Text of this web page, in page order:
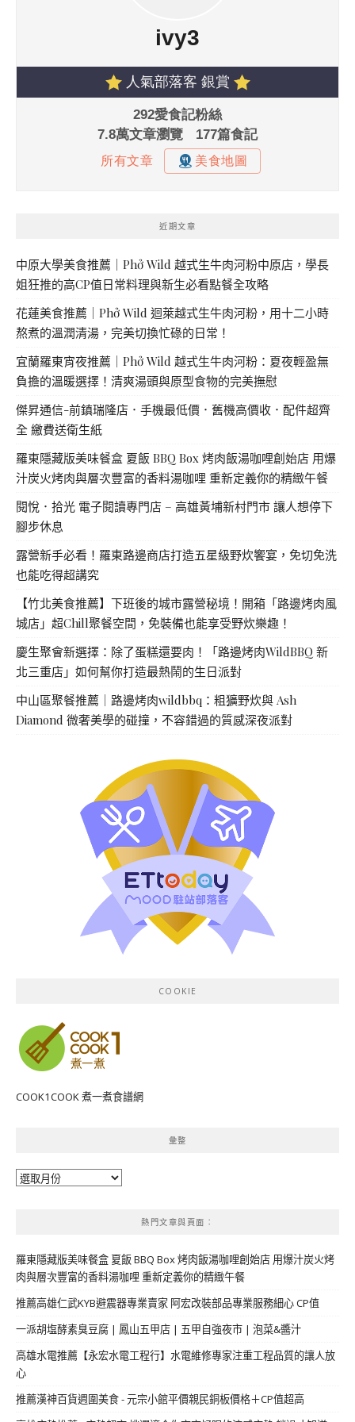
近期文章
中原大學美食推薦｜Phở Wild 越式生牛肉河粉中原店，學長
姐狂推的高CP值日常料理與新生必看點餐全攻略
花蓮美食推薦｜Phở Wild 迴萊越式生牛肉河粉，用十二小時
熬煮的溫潤清湯，完美切換忙碌的日常！
宜蘭羅東宵夜推薦｜Phở Wild 越式生牛肉河粉：夏夜輕盈無
負擔的溫暖選擇！清爽湯頭與原型食物的完美撫慰
傑昇通信-前鎮瑞隆店．手機最低價．舊機高價收．配件超齊
全 繳費送衛生紙
羅東隱藏版美味餐盒 夏飯 BBQ Box 烤肉飯湯咖哩創始店 用爆
汁炭火烤肉與層次豐富的香料湯咖哩 重新定義你的精緻午餐
閱悅．拾光 電子閱讀專門店 – 高雄黃埔新村門市 讓人想停下
腳步休息
露營新手必看！羅東路邊商店打造五星級野炊饗宴，免切免洗
也能吃得超講究
【竹北美食推薦】下班後的城市露營秘境！開箱「路邊烤肉風
城店」超Chill聚餐空間，免裝備也能享受野炊樂趣！
慶生聚會新選擇：除了蛋糕還要肉！「路邊烤肉WildBBQ 新
北三重店」如何幫你打造最熱鬧的生日派對
中山區聚餐推薦｜路邊烤肉wildbbq：粗獷野炊與 Ash
Diamond 微奢美學的碰撞，不容錯過的質感深夜派對
COOKIE
COOK1COOK 煮一煮食譜網
彙整
彙
熱門文章與頁面︰
羅東隱藏版美味餐盒 夏飯 BBQ Box 烤肉飯湯咖哩創始店 用爆汁炭火烤
肉與層次豐富的香料湯咖哩 重新定義你的精緻午餐
推薦高雄仁武KYB避震器專業賣家 阿宏改裝部品專業服務細心 CP值
一派胡塩酵素臭豆腐 | 鳳山五甲店 | 五甲自強夜市 | 泡菜&醬汁
高雄水電推薦【永宏水電工程行】水電維修專家注重工程品質的讓人放
心
推薦漢神百貨週圍美食 - 元宗小館平價親民銅板價格＋CP值超高